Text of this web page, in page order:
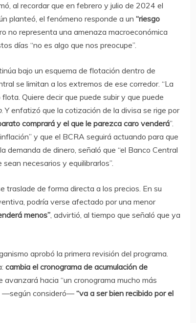
al recordar que en febrero y julio de 2024 el
planteó, el fenómeno responde a un “riesgo
no representa una amenaza macroeconómica
días “no es algo que nos preocupe”.
bajo un esquema de flotación dentro de
se limitan a los extremos de ese corredor. “La
Quiere decir que puede subir y que puede
. Y enfatizó que la cotización de la divisa se rige por
comprará y el que le parezca caro venderá”.
y que el BCRA seguirá actuando para que
demanda de dinero, señaló que “el Banco Central
necesarios y equilibrarlos”.
traslade de forma directa a los precios. En su
podría verse afectado por una menor
menos”, advirtió, al tiempo que señaló que ya
aprobó la primera revisión del programa.
cambia el cronograma de acumulación de
avanzará hacia “un cronograma mucho más
—según consideró—“va a ser bien recibido por el